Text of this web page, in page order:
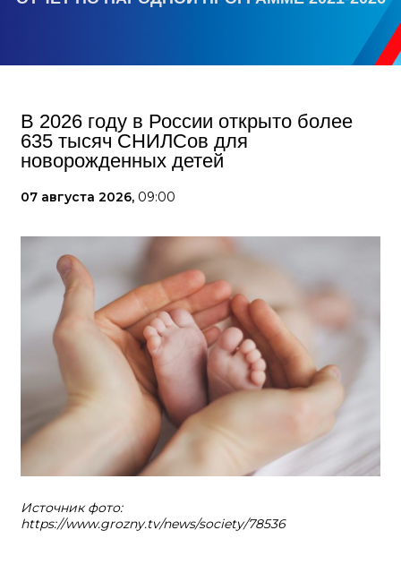
В 2026 году в России открыто более
635 тысяч СНИЛСов для
новорожденных детей
07 августа 2026, 09:00
Источник фото:
https://www.grozny.tv/news/society/78536